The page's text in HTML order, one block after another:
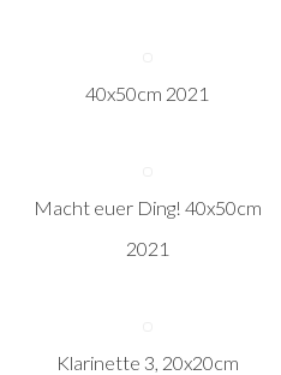
40x50cm 2021
Macht euer Ding! 40x50cm
2021
Klarinette 3, 20x20cm